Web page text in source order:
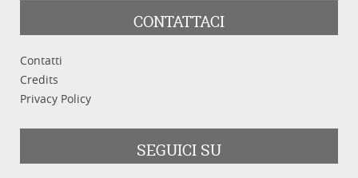
CONTATTACI
Contatti
Credits
Privacy Policy
SEGUICI SU